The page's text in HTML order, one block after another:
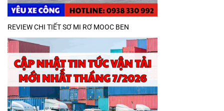
REVIEW CHI TIẾT SƠ MI RƠ MOOC BEN